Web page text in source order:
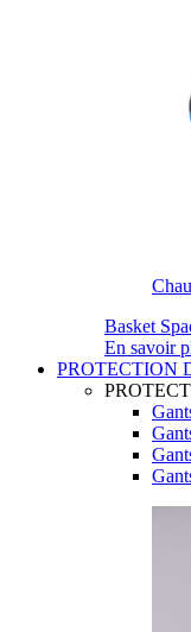
Basket
En savoir
PROTECTION